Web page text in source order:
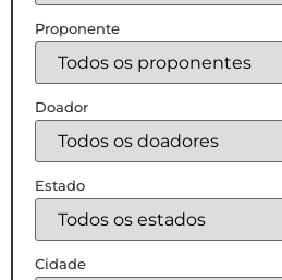
Proponente
Doador
Estado
Cidade